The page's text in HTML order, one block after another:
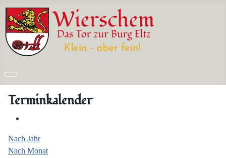
Terminkalender
Nach Jahr
Nach Monat